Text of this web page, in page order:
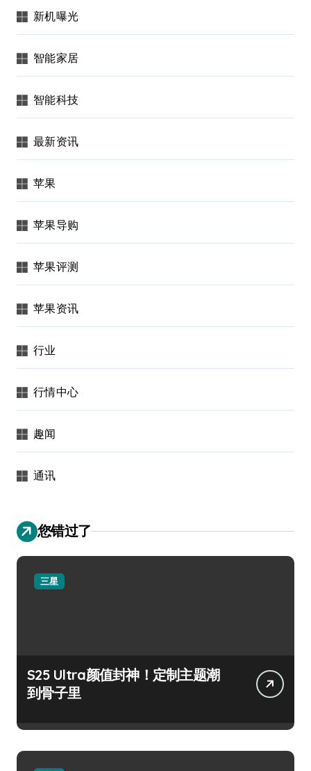
新机曝光
智能家居
智能科技
最新资讯
苹果
苹果导购
苹果评测
苹果资讯
行业
行情中心
趣闻
通讯
您错过了
三星
S25 Ultra颜值封神！定制主题潮
到骨子里